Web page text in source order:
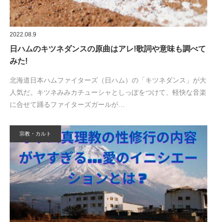
2022.08.9
日ハムのキツネダンスの原曲はアレ!歌詞や意味も調べて
みた!
北海道日本ハムファイターズ（日ハム）の「キツネダンス」が大
人気だ。キツネみみカチューシャとしっぽをつけて、軽快な音楽
に合せて踊るファイターズガールが…
宗教・カルト